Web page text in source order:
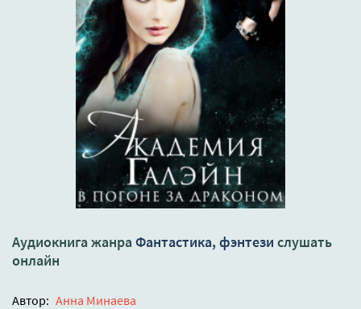
Аудиокнига жанра Фантастика, фэнтези слушать
онлайн
Автор: Анна Минаева